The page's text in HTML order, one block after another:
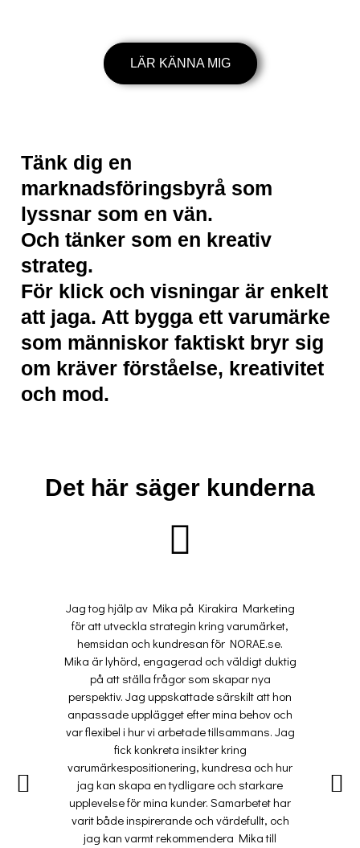
LÄR KÄNNA MIG
Tänk dig en
marknadsföringsbyrå som
lyssnar som en vän.
Och tänker som en kreativ
strateg.
För klick och visningar är enkelt
att jaga. Att bygga ett varumärke
som människor faktiskt bryr sig
om kräver förståelse, kreativitet
och mod.
Det här säger kunderna
Jag tog hjälp av Mika på Kirakira Marketing
för att utveckla strategin kring varumärket,
hemsidan och kundresan för NORAE.se.
Mika är lyhörd, engagerad och väldigt duktig
på att ställa frågor som skapar nya
perspektiv. Jag uppskattade särskilt att hon
anpassade upplägget efter mina behov och
var flexibel i hur vi arbetade tillsammans. Jag
fick konkreta insikter kring
varumärkespositionering, kundresa och hur
jag kan skapa en tydligare och starkare
upplevelse för mina kunder. Samarbetet har
varit både inspirerande och värdefullt, och
jag kan varmt rekommendera Mika till